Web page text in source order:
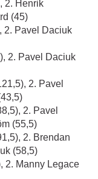
2. Henrik
(45)
2. Pavel Daciuk
2. Pavel Daciuk
2. Pavel
2. Pavel
(55,5)
2. Brendan
(58,5)
2. Manny Legace